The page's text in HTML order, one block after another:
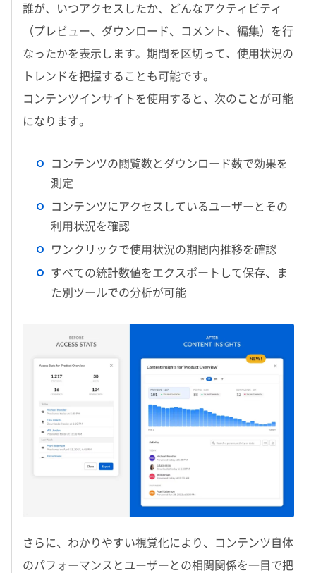
誰が、いつアクセスしたか、どんなアクティビティ
（プレビュー、ダウンロード、コメント、編集）を行
なったかを表示します。期間を区切って、使用状況の
トレンドを把握することも可能です。
コンテンツインサイトを使用すると、次のことが可能
になります。
コンテンツの閲覧数とダウンロード数で効果を
測定
コンテンツにアクセスしているユーザーとその
利用状況を確認
ワンクリックで使用状況の期間内推移を確認
すべての統計数値をエクスポートして保存、ま
た別ツールでの分析が可能
さらに、わかりやすい視覚化により、コンテンツ自体
のパフォーマンスとユーザーとの相関関係を一目で把